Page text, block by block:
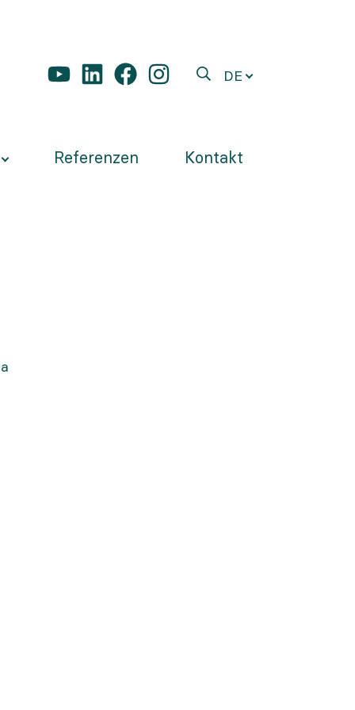
DE
Referenzen Kontakt